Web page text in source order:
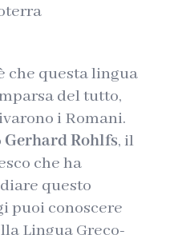
che questa lingua
del tutto,
i Romani.
Gerhard Rohlfs, il
che ha
questo
puoi conoscere
Lingua Greco-